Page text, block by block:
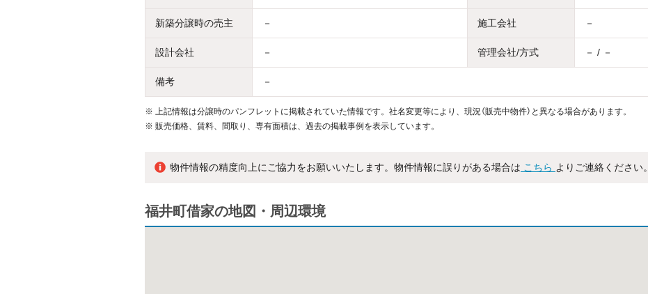
新築分譲時の売主 － 施工会社 －
設計会社 － 管理会社/方式 － / －
備考 －
※
上記情報は分譲時のパンフレットに掲載されていた情報です。社名変更等により、現況（販売中物件）と異なる場合があります。
※ 販売価格、賃料、間取り、専有面積は、過去の掲載事例を表示しています。
物件情報の精度向上にご協力をお願いいたします。物件情報に誤りがある場合は こちら よりご連絡ください。
福井町借家の地図・周辺環境